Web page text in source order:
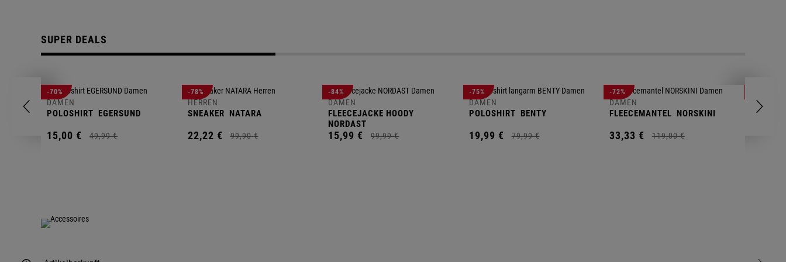
SUPER DEALS
-70%
DAMEN
POLOSHIRT EGERSUND
15,00 € 49,99 €
-78%
HERREN
SNEAKER NATARA
22,22 € 99,90 €
-84%
DAMEN
FLEECEJACKE HOODY
NORDAST
15,99 € 99,99 €
-75%
DAMEN
POLOSHIRT BENTY
19,99 € 79,99 €
-72%
DAMEN
FLEECEMANTEL NORSKINI
33,33 € 119,00 €